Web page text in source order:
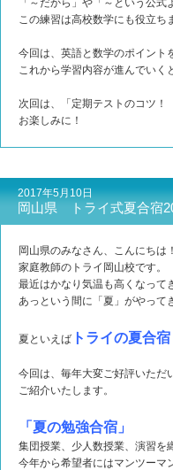
「～だから」や「～という公式
この練習は高校数学にも役立ち
今回は、英語と数学のポイント
これから学習内容が進んでいく
次回は、「定期テストのコツ
お楽しみに！
2017年5月10日
岡山県 トライ式夏合宿
岡山県のみなさん、こんにちは！
家庭教師のトライ岡山校です。
最近はかなり気温も高くなって
あっという間に「夏」がやって
夏といえば トライの夏合宿
今回は、毎年大変ご好評いただ
ご紹介いたします。
「夏の勉強合宿」
集団授業、少人数授業、演習を
今年から希望者にはマンツーマ